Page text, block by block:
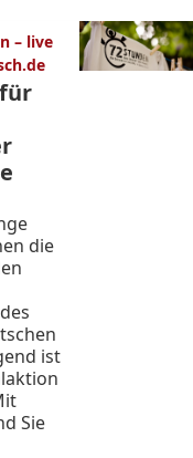
– live
die
ist
Sie